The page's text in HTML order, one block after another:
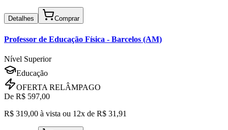
Detalhes Comprar
Professor de Educação Física - Barcelos (AM)
Nível Superior
Educação
OFERTA RELÂMPAGO
De R$ 597,00
R$ 319,00 à vista ou 12x de R$ 31,91